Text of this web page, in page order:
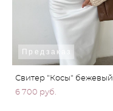
Предзаказ
Свитер "Косы" бежевый
6 700 pуб.